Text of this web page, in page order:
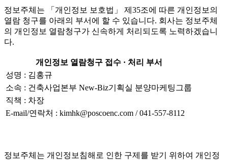
정보주체는 「개인정보 보호법」 제35조에 따른 개인정보의
열람 청구를 아래의 부서에 할 수 있습니다. 회사는 정보주체
의 개인정보 열람청구가 신속하게 처리되도록 노력하겠습니
다.
개인정보 열람청구 접수 · 처리 부서
성명 : 김홍규
소속 : 건축사업본부 New-Biz기획실 분양마케팅그룹
직책 : 차장
E-mail/연락처 : kimhk@poscoenc.com / 041-557-8112
정보주체는 개인정보침해로 인한 구제를 받기 위하여 개인정